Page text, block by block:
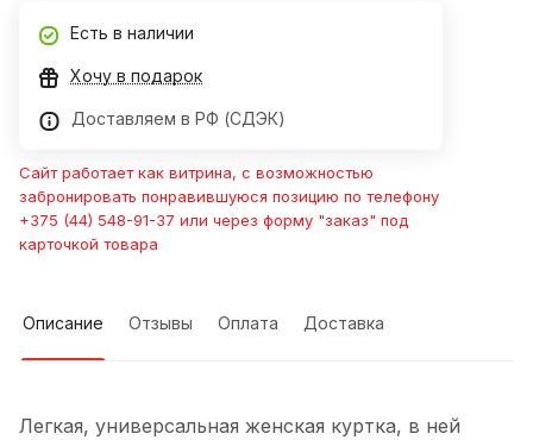
Есть в наличии
Хочу в подарок
Доставляем в РФ (СДЭК)
Сайт работает как витрина, с возможностью
забронировать понравившуюся позицию по телефону
+375 (44) 548-91-37 или через форму "заказ" под
карточкой товара
Описание Отзывы Оплата Доставка
Легкая, универсальная женская куртка, в ней